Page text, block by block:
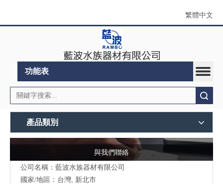
繁體中文
功能表
產品類別
與我們聯絡
公司名稱：藍波水族器材有限公司
國家/地區：台灣, 新北市